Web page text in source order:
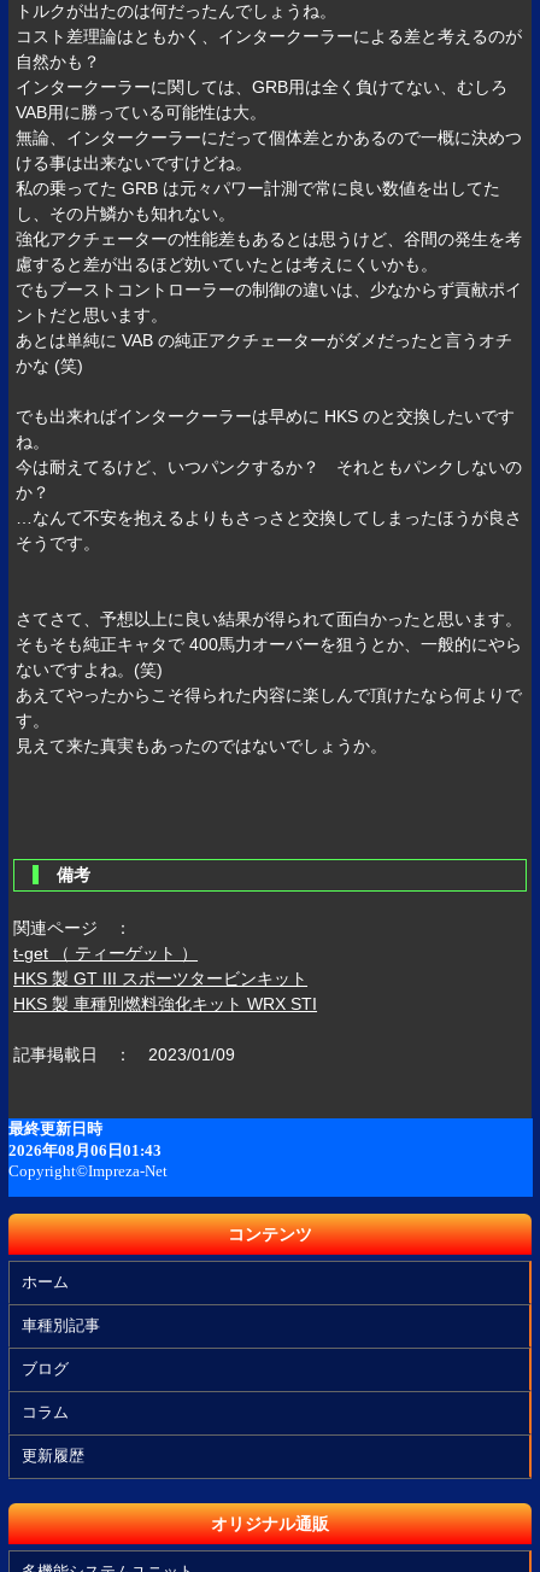
トルクが出たのは何だったんでしょうね。
コスト差理論はともかく、インタークーラーによる差と考えるのが
自然かも？
インタークーラーに関しては、GRB用は全く負けてない、むしろ
VAB用に勝っている可能性は大。
無論、インタークーラーにだって個体差とかあるので一概に決めつ
ける事は出来ないですけどね。
私の乗ってた GRB は元々パワー計測で常に良い数値を出してた
し、その片鱗かも知れない。
強化アクチェーターの性能差もあるとは思うけど、谷間の発生を考
慮すると差が出るほど効いていたとは考えにくいかも。
でもブーストコントローラーの制御の違いは、少なからず貢献ポイ
ントだと思います。
あとは単純に VAB の純正アクチェーターがダメだったと言うオチ
かな (笑)
でも出来ればインタークーラーは早めに HKS のと交換したいです
ね。
今は耐えてるけど、いつパンクするか？ それともパンクしないの
か？
…なんて不安を抱えるよりもさっさと交換してしまったほうが良さ
そうです。
さてさて、予想以上に良い結果が得られて面白かったと思います。
そもそも純正キャタで 400馬力オーバーを狙うとか、一般的にやら
ないですよね。(笑)
あえてやったからこそ得られた内容に楽しんで頂けたなら何よりで
す。
見えて来た真実もあったのではないでしょうか。
備考
関連ページ ：
t-get （ ティーゲット ）
HKS 製 GT III スポーツタービンキット
HKS 製 車種別燃料強化キット WRX STI
記事掲載日 ： 2023/01/09
コンテンツ
ホーム
車種別記事
ブログ
コラム
更新履歴
オリジナル通販